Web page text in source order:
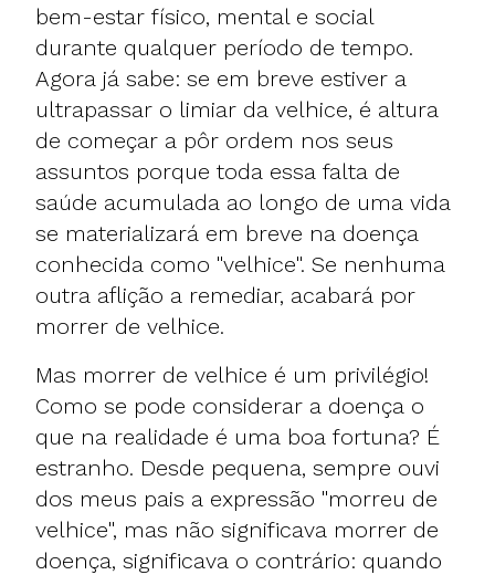
bem-estar físico, mental e social
durante qualquer período de tempo.
Agora já sabe: se em breve estiver a
ultrapassar o limiar da velhice, é altura
de começar a pôr ordem nos seus
assuntos porque toda essa falta de
saúde acumulada ao longo de uma vida
se materializará em breve na doença
conhecida como "velhice". Se nenhuma
outra aflição a remediar, acabará por
morrer de velhice.
Mas morrer de velhice é um privilégio!
Como se pode considerar a doença o
que na realidade é uma boa fortuna? É
estranho. Desde pequena, sempre ouvi
dos meus pais a expressão "morreu de
velhice", mas não significava morrer de
doença, significava o contrário: quando